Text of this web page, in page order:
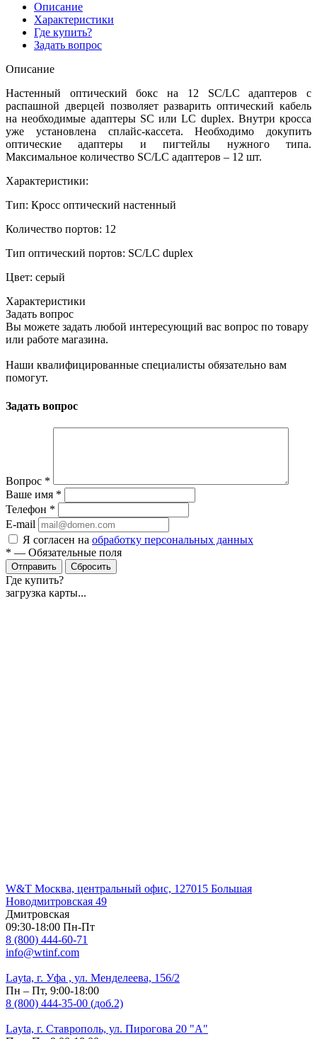
Описание
Характеристики
Где купить?
Задать вопрос
Описание
Настенный оптический бокс на 12 SC/LC адаптеров с
распашной дверцей позволяет разварить оптический кабель
на необходимые адаптеры SC или LC duplex. Внутри кросса
уже установлена сплайс-кассета. Необходимо докупить
оптические адаптеры и пигтейлы нужного типа.
Максимальное количество SC/LC адаптеров – 12 шт.
Характеристики:
Тип: Кросс оптический настенный
Количество портов: 12
Тип оптический портов: SC/LC duplex
Цвет: серый
Характеристики
Задать вопрос
Вы можете задать любой интересующий вас вопрос по товару
или работе магазина.
Наши квалифицированные специалисты обязательно вам
помогут.
Задать вопрос
Вопрос *
Ваше имя *
Телефон *
E-mail
Я согласен на обработку персональных данных
* — Обязательные поля
Отправить Сбросить
Где купить?
загрузка карты...
W&T Москва, центральный офис, 127015 Большая
Новодмитровская 49
Дмитровская
09:30-18:00 Пн-Пт
8 (800) 444-60-71
info@wtinf.com
Layta, г. Уфа , ул. Менделеева, 156/2
Пн – Пт, 9:00-18:00
8 (800) 444-35-00 (доб.2)
Layta, г. Ставрополь, ул. Пирогова 20 "А"